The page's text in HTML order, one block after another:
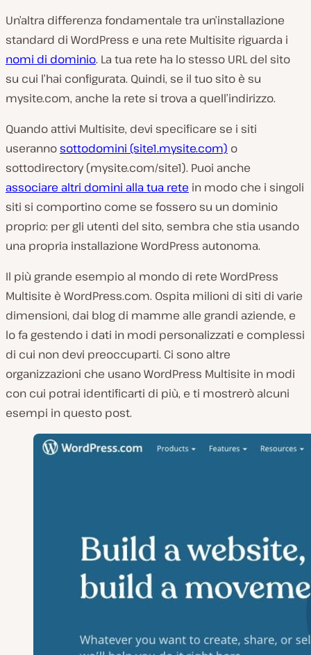
Un’altra differenza fondamentale tra un’installazione
standard di WordPress e una rete Multisite riguarda i
nomi di dominio. La tua rete ha lo stesso URL del sito
su cui l’hai configurata. Quindi, se il tuo sito è su
mysite.com, anche la rete si trova a quell’indirizzo.
Quando attivi Multisite, devi specificare se i siti
userannosottodomini (site1.mysite.com) o
sottodirectory (mysite.com/site1). Puoi anche
associare altri domini alla tua rete in modo che i singoli
siti si comportino come se fossero su un dominio
proprio: per gli utenti del sito, sembra che stia usando
una propria installazione WordPress autonoma.
Il più grande esempio al mondo di rete WordPress
Multisite è WordPress.com. Ospita milioni di siti di varie
dimensioni, dai blog di mamme alle grandi aziende, e
lo fa gestendo i dati in modi personalizzati e complessi
di cui non devi preoccuparti. Ci sono altre
organizzazioni che usano WordPress Multisite in modi
con cui potrai identificarti di più, e ti mostrerò alcuni
esempi in questo post.